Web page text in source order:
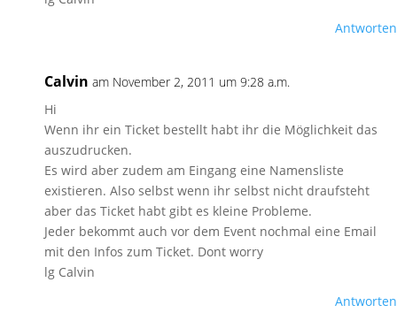
Antworten
Calvin am November 2, 2011 um 9:28 a.m.
Hi
Wenn ihr ein Ticket bestellt habt ihr die Möglichkeit das
auszudrucken.
Es wird aber zudem am Eingang eine Namensliste
existieren. Also selbst wenn ihr selbst nicht draufsteht
aber das Ticket habt gibt es kleine Probleme.
Jeder bekommt auch vor dem Event nochmal eine Email
mit den Infos zum Ticket. Dont worry
lg Calvin
Antworten